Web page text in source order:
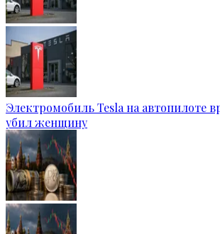
Электромобиль Tesla на автопилоте
убил женщину